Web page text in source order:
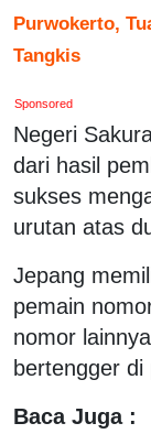
Purwokerto,
Tangkis
Sponsored
Negeri
dari hasil
sukses
urutan atas
Jepang
pemain
nomor
bertengger
Baca Juga :